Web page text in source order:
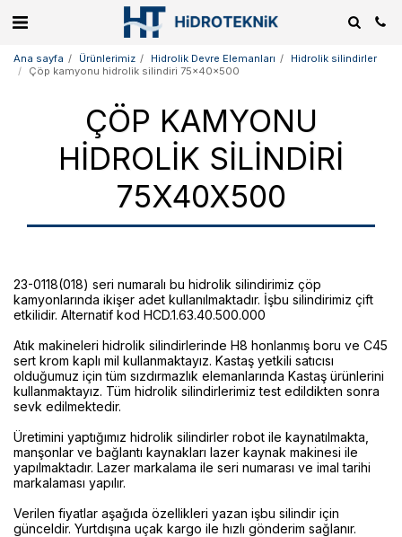
Ana sayfa Ürünlerimiz Hidrolik Devre Elemanları
Hidrolik silindirler
Çöp kamyonu hidrolik silindiri 75x40x500
ÇÖP KAMYONU
HIDROLIK SILINDIRI
75X40X500
23-0118(018) seri numaralı bu hidrolik silindirimiz çöp
kamyonlarında ikişer adet kullanılmaktadır. İşbu silindirimiz çift
etkilidir. Alternatif kod HCD.1.63.40.500.000
Atık makineleri hidrolik silindirlerinde H8 honlanmış boru ve C45
sert krom kaplı mil kullanmaktayız. Kastaş yetkili satıcısı
olduğumuz için tüm sızdırmazlık elemanlarında Kastaş ürünlerini
kullanmaktayız. Tüm hidrolik silindirlerimiz test edildikten sonra
sevk edilmektedir.
Üretimini yaptığımız hidrolik silindirler robot ile kaynatılmakta,
manşonlar ve bağlantı kaynakları lazer kaynak makinesi ile
yapılmaktadır. Lazer markalama ile seri numarası ve imal tarihi
markalaması yapılır.
Verilen fiyatlar aşağıda özellikleri yazan işbu silindir için
günceldir. Yurtdışına uçak kargo ile hızlı gönderim sağlanır.